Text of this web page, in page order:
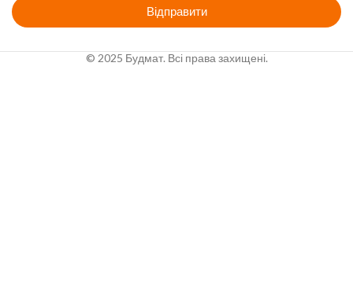
Відправити
© 2025 Будмат. Всі права захищені.